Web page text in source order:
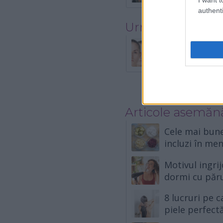
Urmatorul articol
19
fură
Articole
Cele mai
incluzi în
Motivul
dormi cu
8 lucruri pe
piele